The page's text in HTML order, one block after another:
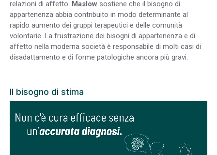
relazioni di affetto. Maslow sostiene che il bisogno di
appartenenza abbia contribuito in modo determinante al
rapido aumento dei gruppi terapeutici e delle comunità
volontarie. La frustrazione dei bisogni di appartenenza e di
affetto nella moderna società è responsabile di molti casi di
disadattamento e di forme patologiche ancora più gravi.
Il bisogno di stima